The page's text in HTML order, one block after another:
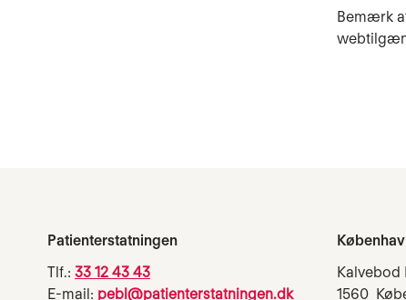
Bemærk
Patienterstatningen
Tlf.: 33 12 43 43
E-mail: pebl@patienterstatningen.dk
Kalvebod
1560